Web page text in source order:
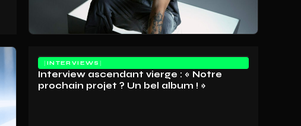
INTERVIEWS
Interview ascendant vierge : « Notre
prochain projet ? Un bel album ! »